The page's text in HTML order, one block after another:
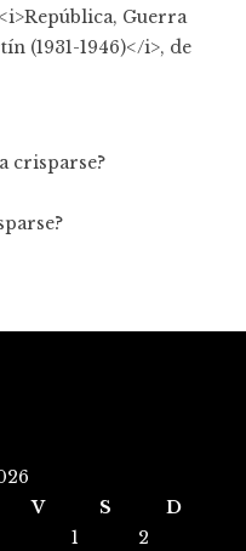
Guerra
(1931-1946)</i>, de
V S
D
1
2